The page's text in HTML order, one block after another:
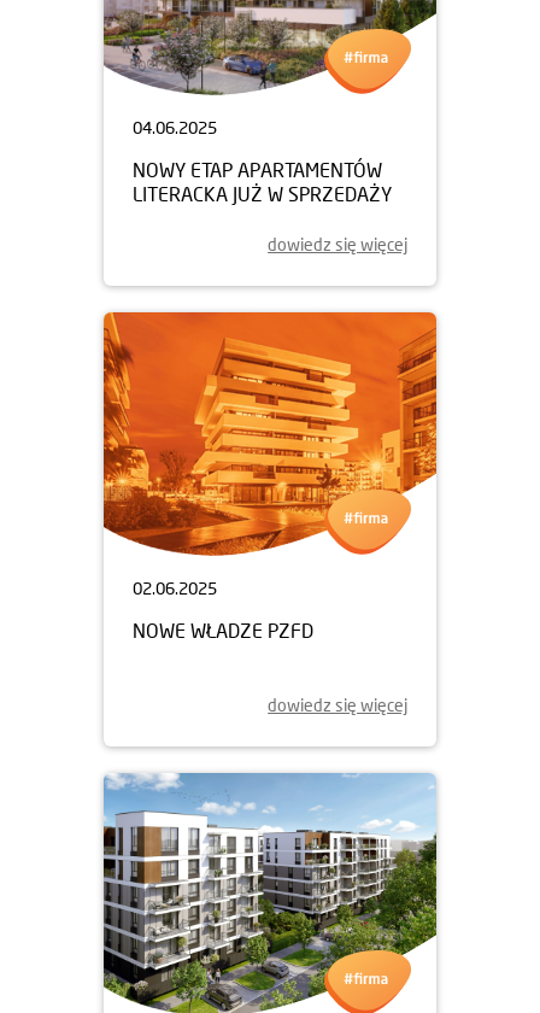
04.06.2025
NOWY ETAP APARTAMENTÓW
LITERACKA JUŻ W SPRZEDAŻY
dowiedz się więcej
02.06.2025
NOWE WŁADZE PZFD
dowiedz się więcej